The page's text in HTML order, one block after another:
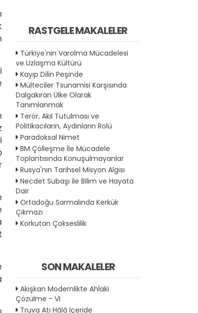
RASTGELE MAKALELER
Türkiye'nin Varolma Mücadelesi
ve Uzlaşma Kültürü
Kayıp Dilin Peşinde
Mülteciler Tsunamisi Karşısında
Dalgakıran Ülke Olarak
Tanımlanmak
Terör, Akıl Tutulması ve
Politikacıların, Aydınların Rolü
Paradoksal Nimet
BM Çölleşme İle Mücadele
Toplantısında Konuşulmayanlar
Rusya'nın Tarihsel Misyon Algısı
Necdet Subaşı ile Bilim ve Hayata
Dair
Ortadoğu Sarmalında Kerkük
Çıkmazı
Korkutan Çokseslilik
SON MAKALELER
Akışkan Modernlikte Ahlaki
Çözülme - VI
Truva Atı Hâlâ İçeride